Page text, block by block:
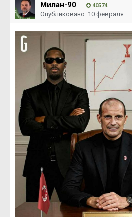
Милан-90 40574
Опубликовано: 10 февраля